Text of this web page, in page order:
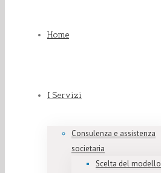
Home
I Servizi
Consulenza e assistenza
societaria
Scelta del modello